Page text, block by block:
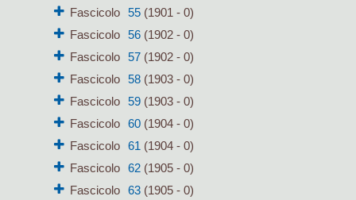
Fascicolo
55(1901 - 0)
Fascicolo
56(1902 - 0)
Fascicolo
57(1902 - 0)
Fascicolo
58(1903 - 0)
Fascicolo
59(1903 - 0)
Fascicolo
60(1904 - 0)
Fascicolo
61 (1904 - 0)
Fascicolo
62(1905 - 0)
Fascicolo
63(1905 - 0)